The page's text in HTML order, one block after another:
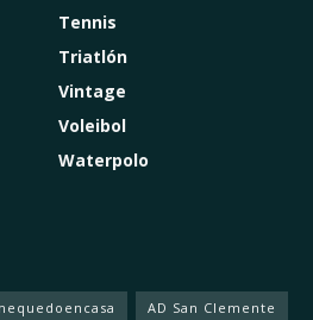
Tennis
Triatlón
Vintage
Voleibol
Waterpolo
AD San Clemente